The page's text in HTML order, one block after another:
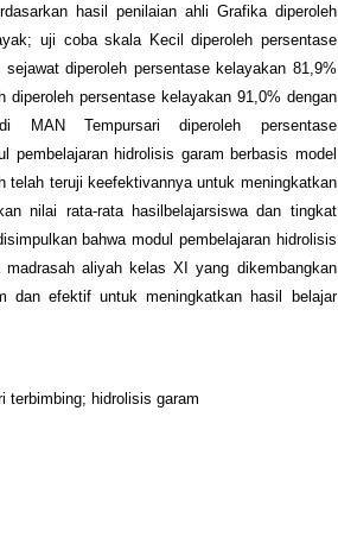
hasil penilaian ahli Grafika diperoleh
uji coba skala Kecil diperoleh persentase
diperoleh persentase kelayakan 81,9%
persentase kelayakan 91,0% dengan
Tempursari diperoleh persentase
pembelajaran hidrolisis garam berbasis model
telah teruji keefektivannya untuk meningkatkan
nilai rata-rata hasilbelajarsiswa dan tingkat
bahwa modul pembelajaran hidrolisis
aliyah kelas XI yang dikembangkan
dan efektif untuk meningkatkan hasil belajar
terbimbing; hidrolisis garam